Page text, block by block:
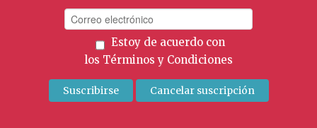
Estoy de acuerdo con
los Términos y Condiciones